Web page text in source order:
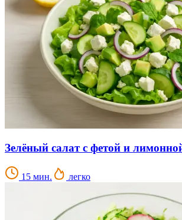
Зелёный салат с фетой и
15 мин. легко